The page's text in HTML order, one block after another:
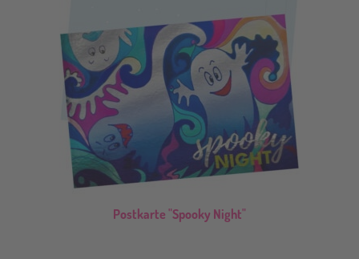
Postkarte "Spooky Night"